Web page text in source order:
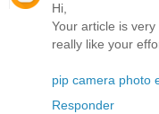
Hi,
Your article is
really like your
pip camera photo
Responder